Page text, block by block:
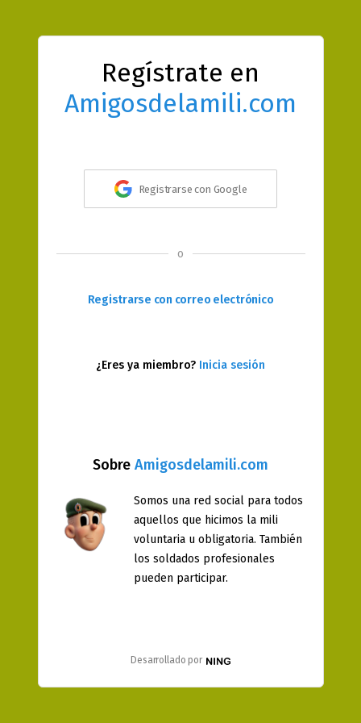
Regístrate en
Amigosdelamili.com
Sobre Amigosdelamili.com
Somos una red social para todos
aquellos que hicimos la mili
voluntaria u obligatoria. También
los soldados profesionales
pueden participar.
Desarrollado por
Registrarse con Google
o
Registrarse con correo electrónico
¿Eres ya miembro? Inicia sesión